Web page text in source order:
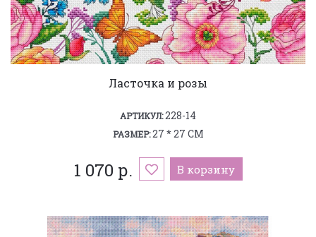
Ласточка и розы
АРТИКУЛ:228-14
РАЗМЕР:27 * 27 СМ
1 070 р. В корзину